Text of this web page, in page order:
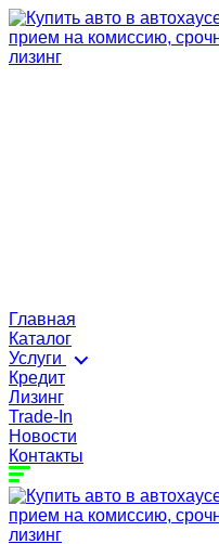
Главная
Каталог
Услуги
Кредит
Лизинг
Trade-In
Новости
Контакты